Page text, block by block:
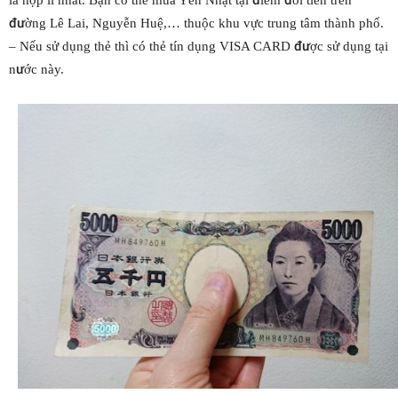
đường Lê Lai, Nguyễn Huệ,… thuộc khu vực trung tâm thành phố.
– Nếu sử dụng thẻ thì có thẻ tín dụng VISA CARD được sử dụng tại
nước này.